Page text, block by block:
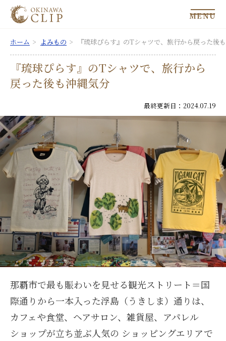
MENU
ホーム よみもの 『琉球ぴらす』のTシャツで、旅行から戻った後
『琉球ぴらす』のTシャツで、旅行から
戻った後も沖縄気分
最終更新日：2024.07.19
那覇市で最も賑わいを見せる観光ストリート＝国
際通りから一本入った浮島（うきしま）通りは、
カフェや食堂、ヘアサロン、雑貨屋、アパレル
ショップが立ち並ぶ人気の ショッピングエリアで